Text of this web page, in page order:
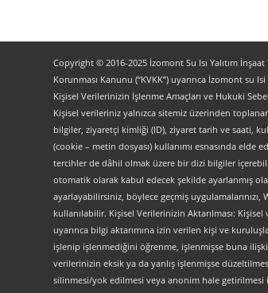
Copyright © 2016-2025 İzomont Su Isı Yalıtım
Korunması Kanunu (“KVKK”) uyarınca İzomont su
Kişisel Verilerinizin İşlenme Amaçları ve Hukuki
Kişisel verileriniz yalnızca sitemiz üzerinden
bilgiler, ziyaretçi kimliği (ID), ziyaret tarih ve saati,
(cookie – metin dosyası) kullanımı esnasında elde
tercihler de dâhil olmak üzere bir dizi bilgiler
otomatik olarak kabul edecek şekilde ayarlanmış
ayarlayabilirsiniz, böylece geçmiş
kullanılabilir. Kişisel Verilerinizin Aktarılması:
uyarınca bilgi aktarımına izin verilen kişi ve
işlenip işlenmediğini öğrenme, işlenmişse buna
verilerinizin eksik ya da yanlış işlenmişse
silinmesi/yok edilmesi veya anonim hale